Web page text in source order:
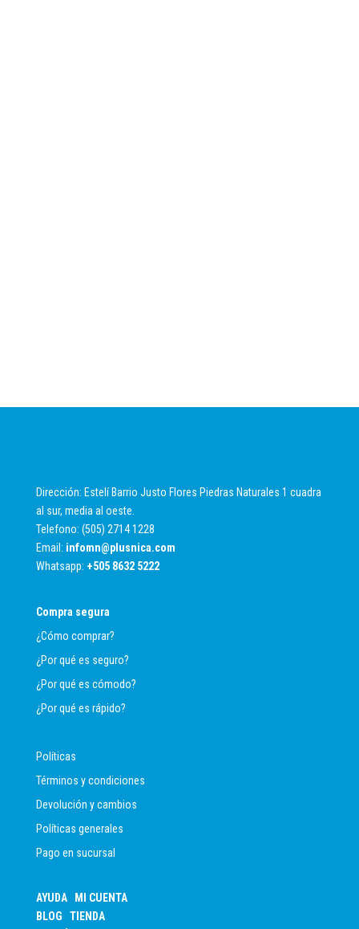
Dirección: Estelí Barrio Justo Flores Piedras Naturales 1 cuadra
al sur, media al oeste.
Telefono: (505) 2714 1228
Email: infomn@plusnica.com
Whatsapp: +505 8632 5222
Compra segura
¿Cómo comprar?
¿Por qué es seguro?
¿Por qué es cómodo?
¿Por qué es rápido?
Políticas
Términos y condiciones
Devolución y cambios
Políticas generales
Pago en sucursal
AYUDA
MI CUENTA
BLOG
TIENDA